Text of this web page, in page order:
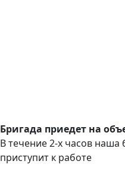
Бригада приедет на
В течение 2-х часов наша
приступит к работе